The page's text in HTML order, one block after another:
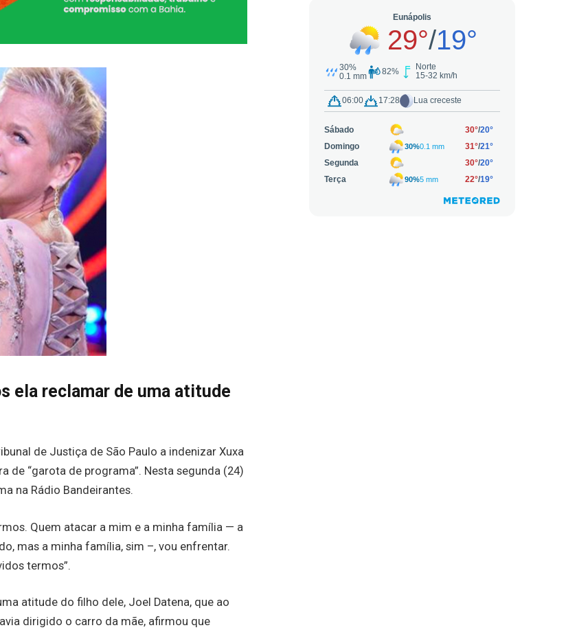
ela reclamar de uma atitude
de Justiça de São Paulo a indenizar Xuxa
de “garota de programa”. Nesta segunda (24)
na Rádio Bandeirantes.
Quem atacar a mim e a minha família — a
mas a minha família, sim –, vou enfrentar.
termos”.
atitude do filho dele, Joel Datena, que ao
dirigido o carro da mãe, afirmou que